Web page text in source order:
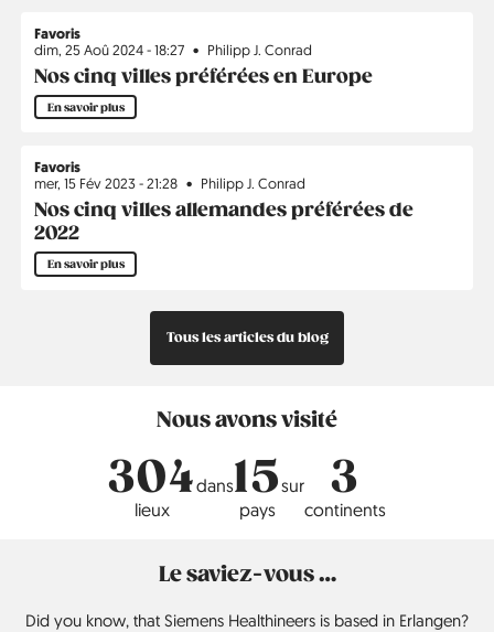
Favoris
dim, 25 Aoû 2024 - 18:27 Philipp J. Conrad
Nos cinq villes préférées en Europe
En savoir plus
Favoris
mer, 15 Fév 2023 - 21:28 Philipp J. Conrad
Nos cinq villes allemandes préférées de
2022
En savoir plus
Tous les articles du blog
Nous avons visité
304
lieux
dans15
pays
sur 3
continents
Le saviez-vous …
Did you know, that Siemens Healthineers is based in Erlangen?